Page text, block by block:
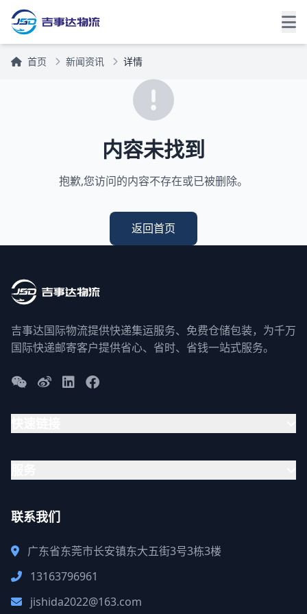
首页 新闻资讯 详情
内容未找到
抱歉,您访问的内容不存在或已被删除。
返回首页
吉事达国际物流提供快递集运服务、免费仓储包装，为千万
国际快递邮寄客户提供省心、省时、省钱一站式服务。
联系我们
广东省东莞市长安镇东大五街3号3栋3楼
13163796961
jishida2022@163.com